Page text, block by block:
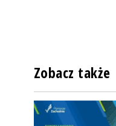
Zobacz także